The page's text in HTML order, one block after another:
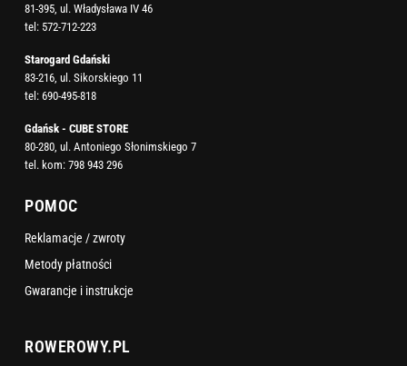
81-395, ul. Władysława IV 46
tel: 572-712-223
Starogard Gdański
83-216, ul. Sikorskiego 11
tel: 690-495-818
Gdańsk - CUBE STORE
80-280, ul. Antoniego Słonimskiego 7
tel. kom: 798 943 296
POMOC
Reklamacje / zwroty
Metody płatności
Gwarancje i instrukcje
ROWEROWY.PL